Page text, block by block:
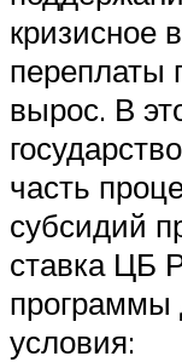
кризисное
переплаты
вырос. В
часть
субсидий
ставка ЦБ
программы
условия: